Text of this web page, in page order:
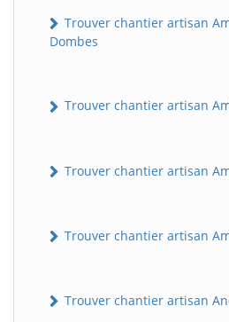
Trouver chantier artisan
Dombes
Trouver chantier artisan
Trouver chantier artisan
Trouver chantier artisan
Trouver chantier artisan